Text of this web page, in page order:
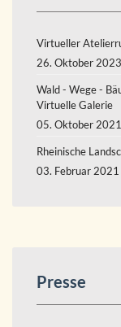
Virtueller
26. Oktober 2023
Wald - Wege -
Virtuelle Galerie
05. Oktober 2021
Rheinische
03. Februar 2021
Presse